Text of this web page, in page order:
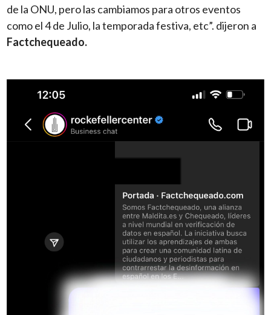
de la ONU, pero las cambiamos para otros eventos
como el 4 de Julio, la temporada festiva, etc”. dijeron a
Factchequeado.